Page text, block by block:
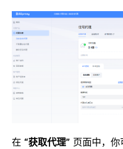
在 “获取代理” 页面中，